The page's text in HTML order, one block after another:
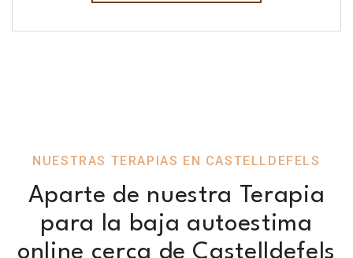
NUESTRAS TERAPIAS EN CASTELLDEFELS
Aparte de nuestra Terapia
para la baja autoestima
online cerca de Castelldefels